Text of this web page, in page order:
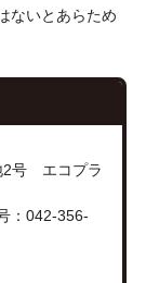
ないとあらため
2号 エコプラ
：042-356-